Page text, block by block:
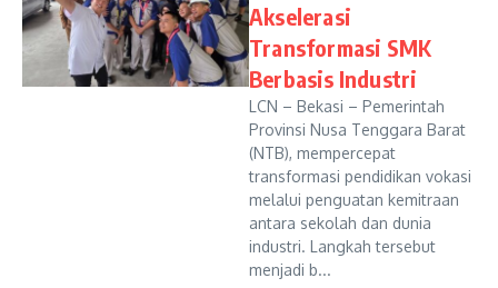
Akselerasi
Transformasi SMK
Berbasis Industri
LCN – Bekasi – Pemerintah
Provinsi Nusa Tenggara Barat
(NTB), mempercepat
transformasi pendidikan vokasi
melalui penguatan kemitraan
antara sekolah dan dunia
industri. Langkah tersebut
menjadi b...